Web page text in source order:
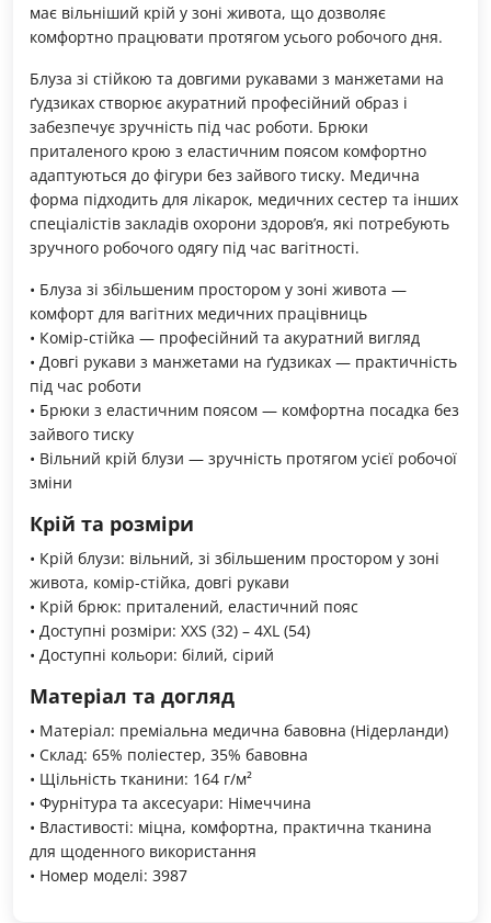
має вільніший крій у зоні живота, що дозволяє
комфортно працювати протягом усього робочого дня.
Блуза зі стійкою та довгими рукавами з манжетами на
ґудзиках створює акуратний професійний образ і
забезпечує зручність під час роботи. Брюки
приталеного крою з еластичним поясом комфортно
адаптуються до фігури без зайвого тиску. Медична
форма підходить для лікарок, медичних сестер та інших
спеціалістів закладів охорони здоров’я, які потребують
зручного робочого одягу під час вагітності.
• Блуза зі збільшеним простором у зоні живота —
комфорт для вагітних медичних працівниць
• Комір-стійка — професійний та акуратний вигляд
• Довгі рукави з манжетами на ґудзиках — практичність
під час роботи
• Брюки з еластичним поясом — комфортна посадка без
зайвого тиску
• Вільний крій блузи — зручність протягом усієї робочої
зміни
Крій та розміри
• Крій блузи: вільний, зі збільшеним простором у зоні
живота, комір-стійка, довгі рукави
• Крій брюк: приталений, еластичний пояс
• Доступні розміри: XXS (32) – 4XL (54)
• Доступні кольори: білий, сірий
Матеріал та догляд
• Матеріал: преміальна медична бавовна (Нідерланди)
• Склад: 65% поліестер, 35% бавовна
• Щільність тканини: 164 г/м²
• Фурнітура та аксесуари: Німеччина
• Властивості: міцна, комфортна, практична тканина
для щоденного використання
• Номер моделі: 3987